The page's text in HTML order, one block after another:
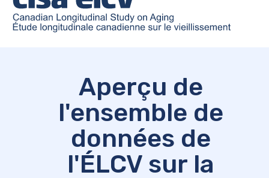
Aperçu de
l'ensemble de
données de
l'ÉLCV sur la